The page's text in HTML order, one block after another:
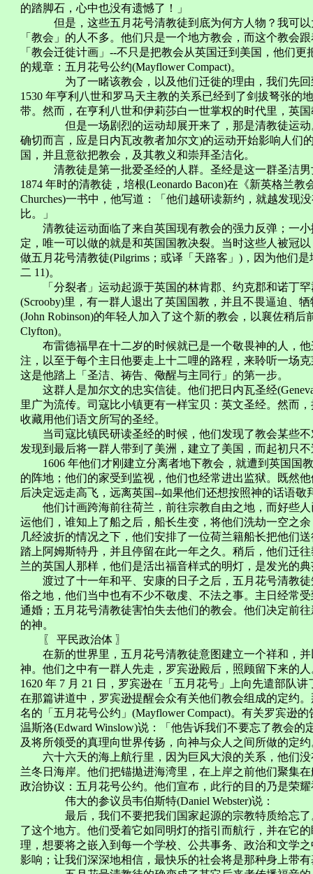
的踏脚石，心中也没有遗憾了！」
但是，这些五月花号清教徒到底为何方人物？我可以
「教会」的人不多。他们只是一个地方教会，而这个教会
「教会迁徙计画」--不只是把教会从英国迁到美国，他们
的规章：五月花号公约(Mayflower Compact)。
为了一睹该教会，以及他们迁徙的理由，我们先回到
1530 年亨利八世和罗马天主教的关系已经到了剑拔弩张的
带。然而，在亨利八世和伊莉莎白一世掌权的时代里，英
但是一场剧烈的运动却展开来了，那是清教徒运动。
确切而言，应是日内瓦改教者加尔文)的运动开始影响人们
国，并且意欲把教会，及其教义和崇拜圣洁化。
清教徒是第一批爱圣经的人群。圣经是这一群圣洁男
1874 年时的清教徒，培根(Leonardo Bacon)在《新英格兰教
Churches)一书中，他写道：「他们越研读新约，就越发现
比。」
清教徒运动面临了来自英国现有教会的强力反弹；一小
定，唯一可以做的就是和英国国教决裂。当时这些人被冠
做五月花号清教徒(Pilgrims；或译「天路客」)，因为他们
二 11)。
「分裂者」运动起源于英国的林肯郡、约克郡和诺丁罕
(Scrooby)里，有一群人退出了英国国教，并且不畏逼迫、
(John Robinson)的年轻人加入了这个新的教会，以襄佐稍
Clyfton)。
布雷德福早在十二岁的时候就已是一个敬畏神的人，他
注，以至于每个主日他要走上十二哩的路程，来聆听一场
这是他踏上「圣洁、祷告、儆醒与主同行」的第一步。
这群人是加尔文的忠实信徒。他们把日内瓦圣经
里广为流传。司寇比小镇更有一样宝贝：英文圣经。然而
收藏用他们语文所写的圣经。
当司寇比镇民研读圣经的时候，他们发现了教会某些不
发现到最后将一群人带到了美洲，建立了美国，而起初
1606 年他们才刚建立分离者地下教会，就遭到英国国
的阵地；他们的家受到监视，他们也经常进出监狱。既然
后决定远走高飞，远离英国--如果他们还想按照神的话
他们计画跨海前往荷兰，前往宗教自由之地，而好些人
运他们，谁知上了船之后，船长生变，将他们洗劫一空之
几经波折的情况之下，他们安排了一位荷兰籍船长把他们
踏上阿姆斯特丹，并且停留在此一年之久。稍后，他们迁
兰的英国人那样，他们是活出福音样式的明灯，是发光
渡过了十一年和平、安康的日子之后，五月花号清教徒
俗之地，他们当中也有不少不敬虔、不法之事。主日经常
通婚；五月花号清教徒害怕失去他们的教会。他们决定前
的神。
〖 平民政治体 〗
在新的世界里，五月花号清教徒意图建立一个祥和，并
神。他们之中有一群人先走，罗宾逊殿后，照顾留下来的
1620 年 7 月 21 日，罗宾逊在「五月花号」上向先遣部队
在那篇讲道中，罗宾逊提醒会众有关他们教会组成的定约
名的「五月花号公约」(Mayflower Compact)。有关罗宾逊
温斯洛(Edward Winslow)说：「他告诉我们不要忘了教会
及将所领受的真理向世界传扬，向神与众人之间所做的定
六十六天的海上航行里，因为巨风大浪的关系，他们没
兰冬日海岸。他们把锚拋进海湾里，在上岸之前他们聚集
政治协议：五月花号公约。他们宣布，此行的目的乃是荣
伟大的参议员韦伯斯特(Daniel Webster)说：
最后，我们不要把我们国家起源的宗教特质给忘了。
了这个地方。他们受着它如同明灯的指引而航行，并在它
理，想要将之嵌入到每一个学校、公共事务、政治和文学
影响；让我们深深地相信，最快乐的社会将是那种身上